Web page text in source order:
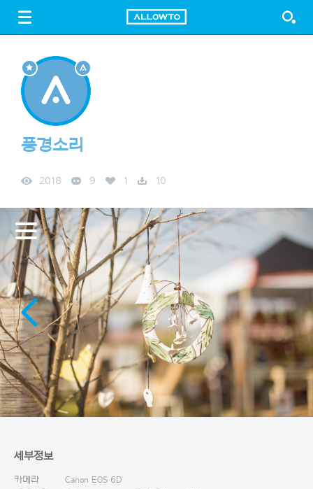
FREE DOWNLOAD
풍경소리
2018 9 1 10
세부정보
카메라
Canon EOS 6D